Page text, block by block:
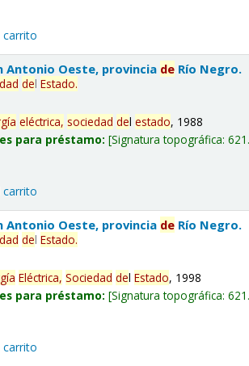
carrito
Antonio Oeste, provincia de Río Negro.
delEstado.
eléctrica, sociedad delestado, 1988
para préstamo: Signatura topográfica:
carrito
Antonio Oeste, provincia de Río Negro.
delEstado.
Eléctrica, Sociedad delEstado, 1998
para préstamo: Signatura topográfica:
carrito